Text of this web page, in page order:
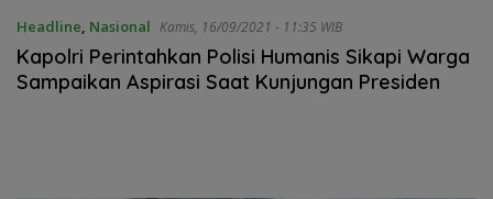
Headline, Nasional Kamis, 16/09/2021 - 11:35 WIB
Kapolri Perintahkan Polisi Humanis Sikapi Warga
Sampaikan Aspirasi Saat Kunjungan Presiden